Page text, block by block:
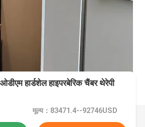
हार्डशेल हाइपरबेरिक चैंबर थेरेपी
मूल्य：83471.4--92746USD